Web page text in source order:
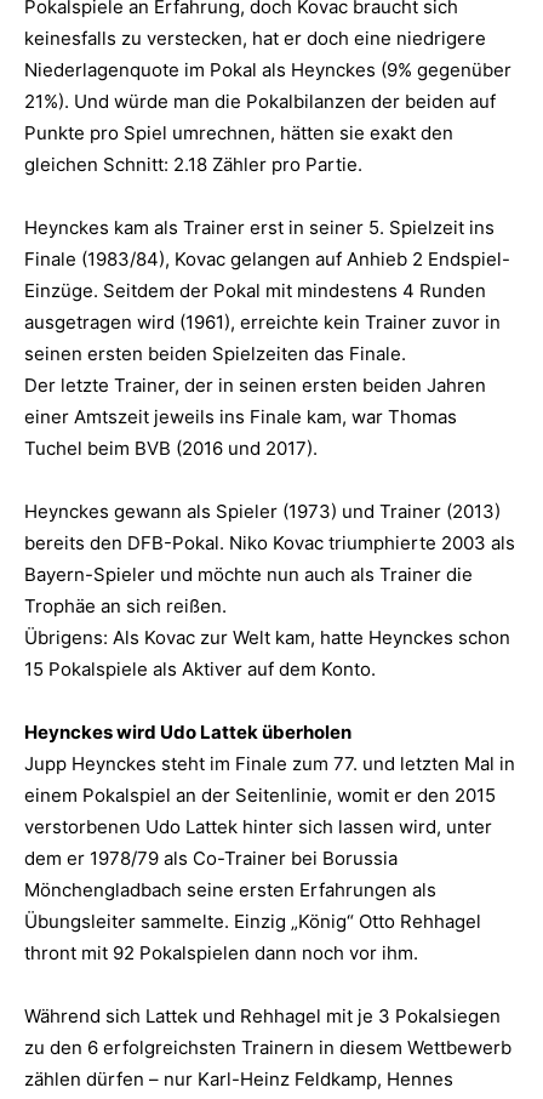
Pokalspiele an Erfahrung, doch Kovac braucht sich
keinesfalls zu verstecken, hat er doch eine niedrigere
Niederlagenquote im Pokal als Heynckes (9% gegenüber
21%). Und würde man die Pokalbilanzen der beiden auf
Punkte pro Spiel umrechnen, hätten sie exakt den
gleichen Schnitt: 2.18 Zähler pro Partie.
Heynckes kam als Trainer erst in seiner 5. Spielzeit ins
Finale (1983/84), Kovac gelangen auf Anhieb 2 Endspiel-
Einzüge. Seitdem der Pokal mit mindestens 4 Runden
ausgetragen wird (1961), erreichte kein Trainer zuvor in
seinen ersten beiden Spielzeiten das Finale.
Der letzte Trainer, der in seinen ersten beiden Jahren
einer Amtszeit jeweils ins Finale kam, war Thomas
Tuchel beim BVB (2016 und 2017).
Heynckes gewann als Spieler (1973) und Trainer (2013)
bereits den DFB-Pokal. Niko Kovac triumphierte 2003 als
Bayern-Spieler und möchte nun auch als Trainer die
Trophäe an sich reißen.
Übrigens: Als Kovac zur Welt kam, hatte Heynckes schon
15 Pokalspiele als Aktiver auf dem Konto.
Heynckes wird Udo Lattek überholen
Jupp Heynckes steht im Finale zum 77. und letzten Mal in
einem Pokalspiel an der Seitenlinie, womit er den 2015
verstorbenen Udo Lattek hinter sich lassen wird, unter
dem er 1978/79 als Co-Trainer bei Borussia
Mönchengladbach seine ersten Erfahrungen als
Übungsleiter sammelte. Einzig „König“ Otto Rehhagel
thront mit 92 Pokalspielen dann noch vor ihm.
Während sich Lattek und Rehhagel mit je 3 Pokalsiegen
zu den 6 erfolgreichsten Trainern in diesem Wettbewerb
zählen dürfen – nur Karl-Heinz Feldkamp, Hennes